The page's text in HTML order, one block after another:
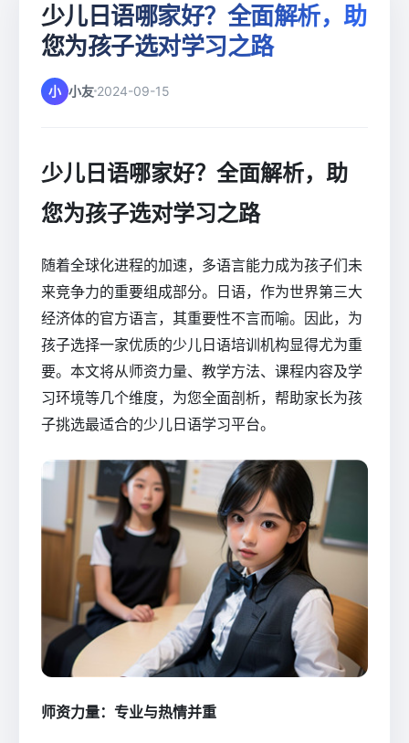
少儿日语哪家好？全面解析，助
您为孩子选对学习之路
小 小友 2024-09-15
少儿日语哪家好？全面解析，助
您为孩子选对学习之路
随着全球化进程的加速，多语言能力成为孩子们未
来竞争力的重要组成部分。日语，作为世界第三大
经济体的官方语言，其重要性不言而喻。因此，为
孩子选择一家优质的少儿日语培训机构显得尤为重
要。本文将从师资力量、教学方法、课程内容及学
习环境等几个维度，为您全面剖析，帮助家长为孩
子挑选最适合的少儿日语学习平台。
师资力量：专业与热情并重